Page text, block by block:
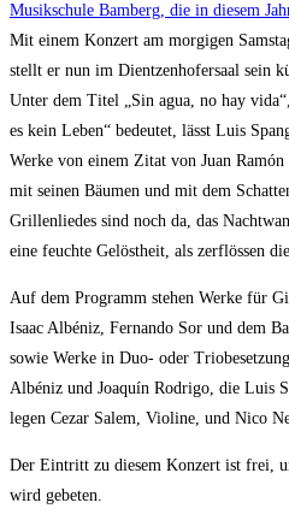
Musik­schu­le Bam­berg, die in die­sem
Mit einem Kon­zert am mor­gi­gen
stellt er nun im Dient­zen­ho­fer­saal sein
Unter dem Titel „Sin agua, no hay
es kein Leben“ bedeu­tet, lässt Luis
Wer­ke von einem Zitat von Juan
mit sei­nen Bäu­men und mit dem
Gril­len­lie­des sind noch da, das
eine feuch­te Gelöst­heit, als zer­flös­sen
Auf dem Pro­gramm ste­hen Wer­ke für
Isaac Albé­niz, Fer­nan­do Sor und dem
sowie Wer­ke in Duo- oder
Albé­niz und Joa­quín Rodri­go, die Luis
le­gen Cezar Salem, Vio­li­ne, und Nico
Der Ein­tritt zu die­sem Kon­zert ist frei,
wird gebeten.